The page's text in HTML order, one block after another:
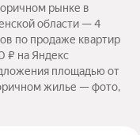
рынке в
области — 4
по продаже квартир
₽ на Яндекс
площадью от
жилье — фото,